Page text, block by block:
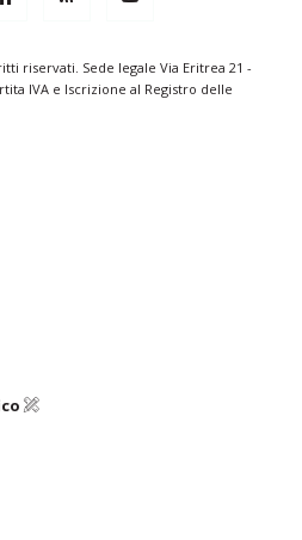
riservati. Sede legale Via Eritrea 21 -
IVA e Iscrizione al Registro delle